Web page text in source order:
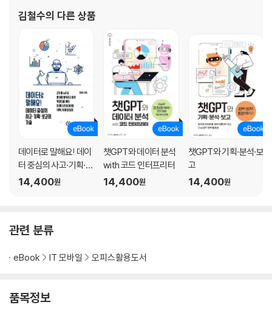
___IFERROR로 VLOOKUP의 #N/A를 해결하다
___영업사원코드가 있는 것만 몇 개인지 개수를 세고 싶다면?
___영업사원코드가 없는 셀만 노란색으로 칠하고 싶다면?
7. 영업 시작일에서 잘못된 날짜를 오늘 날짜로 바꾸기
___영업 시작일에 이상한 날짜가 있다
___조건부 서식으로 오늘 이후 날짜를 찾아 바꾼다?
___함수로 잘못된 날짜와 특정일 이후 날짜를 한꺼번에 바꾸자
8. 제안 금액에서 이상한 숫자 찾기
___제안 금액에 이상한 숫자가 있다
___조건부 서식으로 이상하게 작은 숫자를 찾다
___이상치를 찾는 다양한 방법
___평균과 표준편차로 이상치 찾기
___한 열의 값에 따라 다른 열의 값을 바꾼다
___과연 이게 자동화일까?
10. 프로그래밍을 못 하는데 VBA를 사용할 수 있다고?
말해요! 데이터 중심의 사고·
김철수의 다른 상품
데이터로 말해요! 데이
터 중심의 사고·기획·보
고의 기술
14,400원
챗GPT와 데이터 분석
with 코드 인터프리터
14,400원
챗GPT와 기획·분석·보
고
14,400원
관련 분류
eBook IT 모바일 오피스활용도서
품목정보